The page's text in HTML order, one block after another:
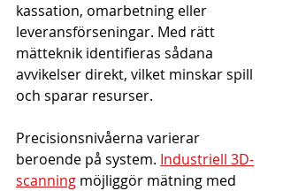
kassation, omarbetning eller
leveransförseningar. Med rätt
mätteknik identifieras sådana
avvikelser direkt, vilket minskar spill
och sparar resurser.
Precisionsnivåerna varierar
beroende på system. Industriell 3D-
scanning möjliggör mätning med